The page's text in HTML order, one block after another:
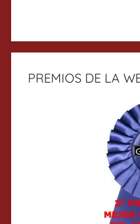
PREMIOS DE LA